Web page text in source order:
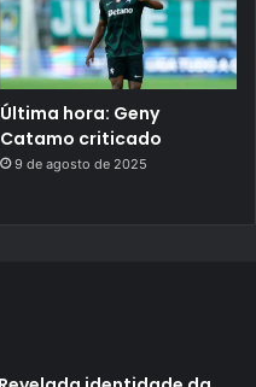
Última hora: Geny
Catamo criticado
9 de agosto de 2025